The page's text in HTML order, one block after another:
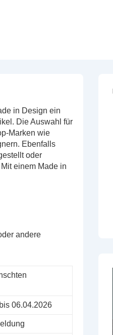
in Design ein
Die Auswahl für
Marken wie
Ebenfalls
oder
einem Made in
andere
06.04.2026